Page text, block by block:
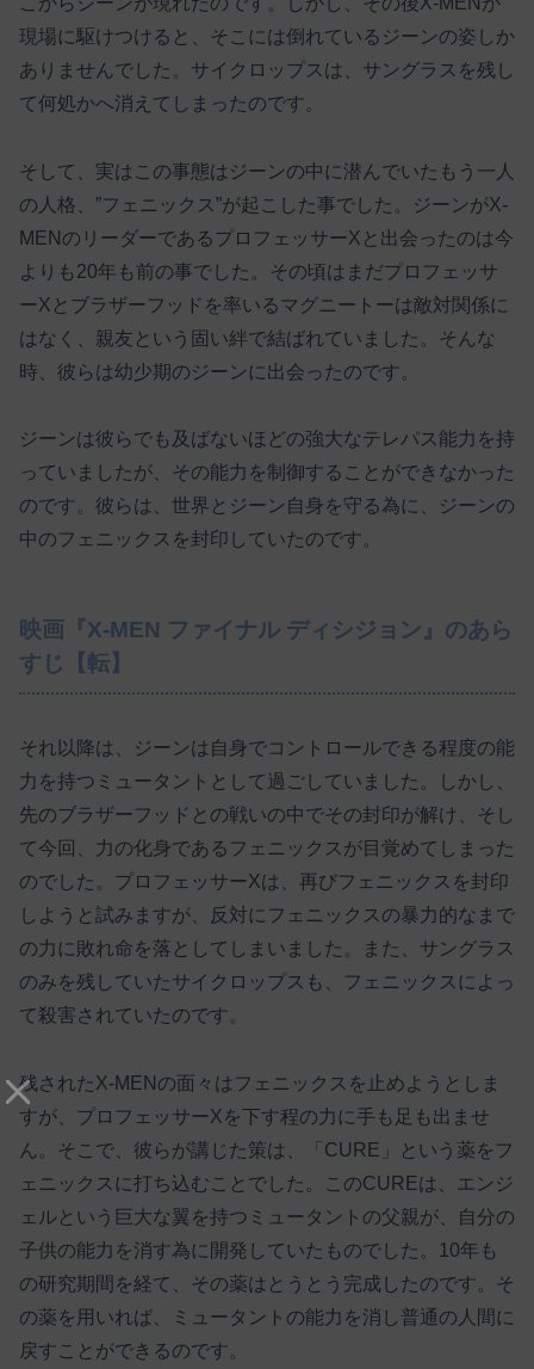
現場に駆けつけると、そこには倒れているジーンの姿しか
ありませんでした。サイクロップスは、サングラスを残し
て何処かへ消えてしまったのです。
そして、実はこの事態はジーンの中に潜んでいたもう一人
の人格、”フェニックス”が起こした事でした。ジーンがX-
MENのリーダーであるプロフェッサーXと出会ったのは今
よりも20年も前の事でした。その頃はまだプロフェッサ
ーXとブラザーフッドを率いるマグニートーは敵対関係に
はなく、親友という固い絆で結ばれていました。そんな
時、彼らは幼少期のジーンに出会ったのです。
ジーンは彼らでも及ばないほどの強大なテレパス能力を持
っていましたが、その能力を制御することができなかった
のです。彼らは、世界とジーン自身を守る為に、ジーンの
中のフェニックスを封印していたのです。
映画『X-MEN ファイナル ディシジョン』のあら
すじ【転】
それ以降は、ジーンは自身でコントロールできる程度の能
力を持つミュータントとして過ごしていました。しかし、
先のブラザーフッドとの戦いの中でその封印が解け、そし
て今回、力の化身であるフェニックスが目覚めてしまった
のでした。プロフェッサーXは、再びフェニックスを封印
しようと試みますが、反対にフェニックスの暴力的なまで
の力に敗れ命を落としてしまいました。また、サングラス
のみを残していたサイクロップスも、フェニックスによっ
て殺害されていたのです。
残されたX-MENの面々はフェニックスを止めようとしま
すが、プロフェッサーXを下す程の力に手も足も出ませ
ん。そこで、彼らが講じた策は、「CURE」という薬をフ
ェニックスに打ち込むことでした。このCUREは、エンジ
ェルという巨大な翼を持つミュータントの父親が、自分の
子供の能力を消す為に開発していたものでした。10年も
の研究期間を経て、その薬はとうとう完成したのです。そ
の薬を用いれば、ミュータントの能力を消し普通の人間に
戻すことができるのです。